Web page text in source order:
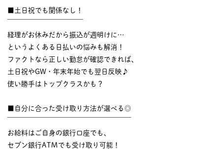
■土日祝でも関係なし！
経理がお休みだから振込が週明けに…
というよくある日払いの悩みも解消！
ファクトなら正しい勤怠が確認できれば、
土日祝やGW・年末年始でも翌日反映♪
使い勝手はトップクラスかも？
■自分に合った受け取り方法が選べる◎
お給料はご自身の銀行口座でも、
セブン銀行ATMでも受け取り可能！